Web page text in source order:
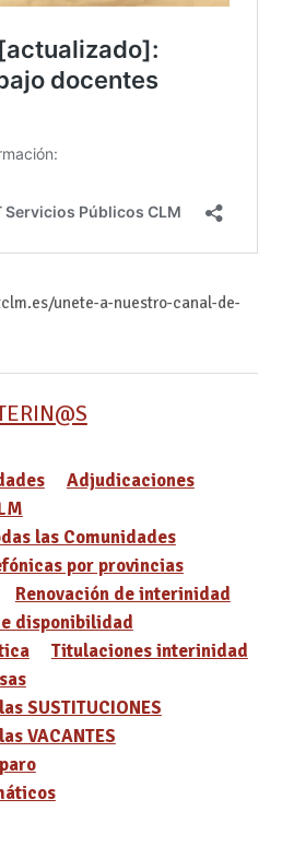
unete-a-nuestro-canal-de-
Adjudicaciones
las Comunidades
por provincias
Renovación de interinidad
disponibilidad
Titulaciones interinidad
SUSTITUCIONES
VACANTES